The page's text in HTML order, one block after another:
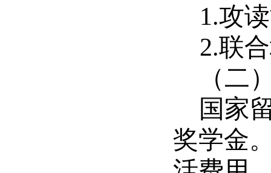
1.攻
2.联
（二
国家
奖学金